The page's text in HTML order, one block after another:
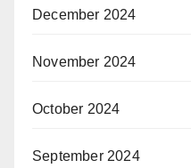
December 2024
November 2024
October 2024
September 2024